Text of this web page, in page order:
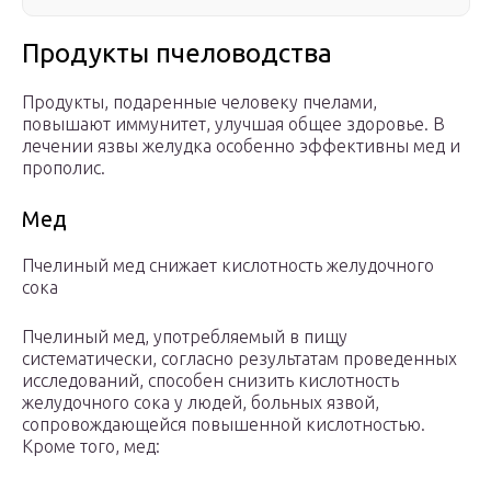
Продукты пчеловодства
Продукты, подаренные человеку пчелами,
повышают иммунитет, улучшая общее здоровье. В
лечении язвы желудка особенно эффективны мед и
прополис.
Мед
Пчелиный мед снижает кислотность желудочного
сока
Пчелиный мед, употребляемый в пищу
систематически, согласно результатам проведенных
исследований, способен снизить кислотность
желудочного сока у людей, больных язвой,
сопровождающейся повышенной кислотностью.
Кроме того, мед: